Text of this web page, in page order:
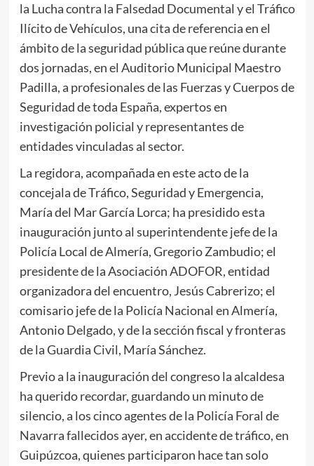
la Lucha contra la Falsedad Documental y el Tráfico
Ilícito de Vehículos, una cita de referencia en el
ámbito de la seguridad pública que reúne durante
dos jornadas, en el Auditorio Municipal Maestro
Padilla, a profesionales de las Fuerzas y Cuerpos de
Seguridad de toda España, expertos en
investigación policial y representantes de
entidades vinculadas al sector.
La regidora, acompañada en este acto de la
concejala de Tráfico, Seguridad y Emergencia,
María del Mar García Lorca; ha presidido esta
inauguración junto al superintendente jefe de la
Policía Local de Almería, Gregorio Zambudio; el
presidente de la Asociación ADOFOR, entidad
organizadora del encuentro, Jesús Cabrerizo; el
comisario jefe de la Policía Nacional en Almería,
Antonio Delgado, y de la sección fiscal y fronteras
de la Guardia Civil, María Sánchez.
Previo a la inauguración del congreso la alcaldesa
ha querido recordar, guardando un minuto de
silencio, a los cinco agentes de la Policía Foral de
Navarra fallecidos ayer, en accidente de tráfico, en
Guipúzcoa, quienes participaron hace tan solo